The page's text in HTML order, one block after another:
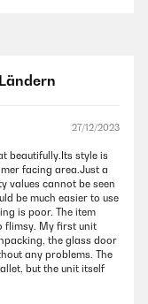
27/12/2023
beautifully.Its style is
facing area.Just a
values cannot be seen
be much easier to use
is poor. The item
flimsy. My first unit
the glass door
any problems. The
but the unit itself